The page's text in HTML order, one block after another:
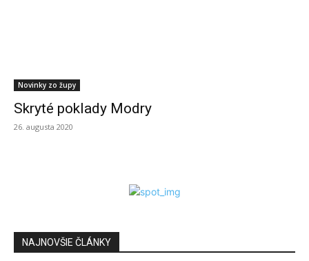
Novinky zo župy
Skryté poklady Modry
26. augusta 2020
NAJNOVŠIE ČLÁNKY